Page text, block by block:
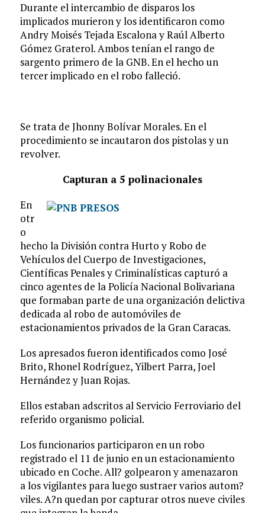
Durante el intercambio de disparos los
implicados murieron y los identificaron como
Andry Moisés Tejada Escalona y Raúl Alberto
Gómez Graterol. Ambos tenían el rango de
sargento primero de la GNB. En el hecho un
tercer implicado en el robo falleció.
Se trata de Jhonny Bolívar Morales. En el
procedimiento se incautaron dos pistolas y un
revolver.
Capturan a 5 polinacionales
En
otr
o
hecho la División contra Hurto y Robo de
Vehículos del Cuerpo de Investigaciones,
Científicas Penales y Criminalísticas capturó a
cinco agentes de la Policía Nacional Bolivariana
que formaban parte de una organización delictiva
dedicada al robo de automóviles de
estacionamientos privados de la Gran Caracas.
Los apresados fueron identificados como José
Brito, Rhonel Rodríguez, Yilbert Parra, Joel
Hernández y Juan Rojas.
Ellos estaban adscritos al Servicio Ferroviario del
referido organismo policial.
Los funcionarios participaron en un robo
registrado el 11 de junio en un estacionamiento
ubicado en Coche. All? golpearon y amenazaron
a los vigilantes para luego sustraer varios autom?
viles. A?n quedan por capturar otros nueve civiles